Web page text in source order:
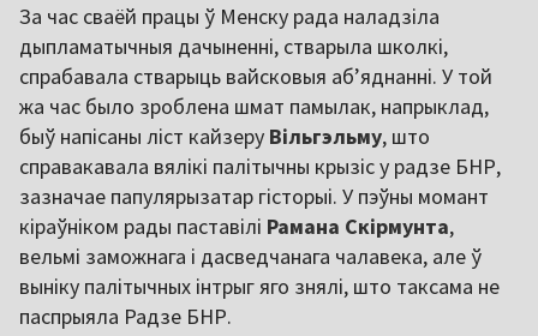
За час сваёй працы ў Менску рада наладзіла
дыпламатычныя дачыненні, стварыла школкі,
спрабавала стварыць вайсковыя аб’яднанні. У той
жа час было зроблена шмат памылак, напрыклад,
быў напісаны ліст кайзеру Вільгэльму, што
справакавала вялікі палітычны крызіс у радзе БНР,
зазначае папулярызатар гісторыі. У пэўны момант
кіраўніком рады паставілі Рамана Скірмунта,
вельмі заможнага і дасведчанага чалавека, але ў
выніку палітычных інтрыг яго знялі, што таксама не
паспрыяла Радзе БНР.